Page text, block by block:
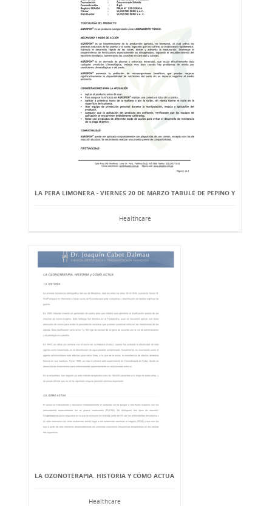
LA PERA LIMONERA - VIERNES 20 DE MARZO TABULÉ DE PEPINO Y
Healthcare
LA OZONOTERAPIA. HISTORIA Y CÓMO ACTUA
Healthcare